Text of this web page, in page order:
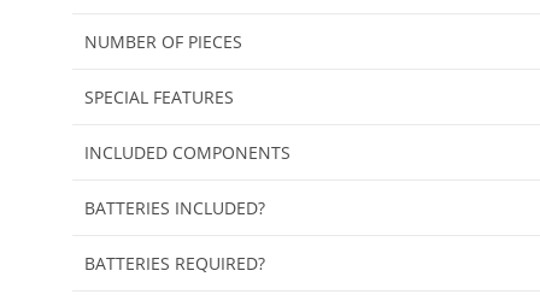
NUMBER OF PIECES
SPECIAL FEATURES
INCLUDED COMPONENTS
BATTERIES INCLUDED?
BATTERIES REQUIRED?